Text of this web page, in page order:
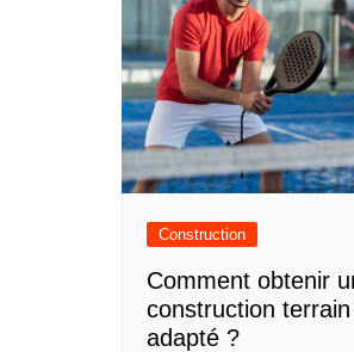
Construction
Comment obtenir
construction terrain
adapté ?